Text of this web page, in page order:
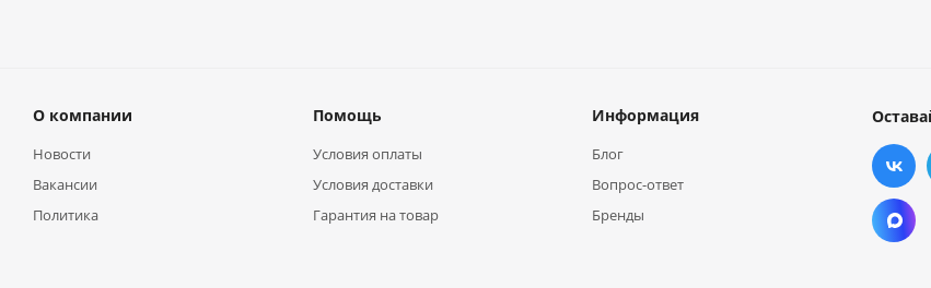
О компании
Новости
Вакансии
Политика
Помощь
Условия оплаты
Условия доставки
Гарантия на товар
Информация
Блог
Вопрос-ответ
Бренды